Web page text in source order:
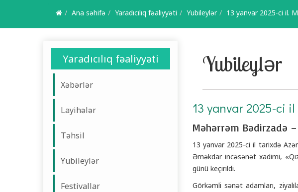
Ana səhifə Yaradıcılıq fəaliyyəti Yubileylər 13 yanvar 2025-ci il.
Yaradıcılıq fəaliyyəti
Xəbərlər
Layihələr
Təhsil
Yubileylər
Festivallar
Yubileylər
13 yanvar 2025-ci il
Məhərrəm Bədirzadə
13 yanvar 2025-ci il tarixdə
Əməkdar incəsənət xadimi,
günü keçirildi.
Görkəmli sənət adamları,